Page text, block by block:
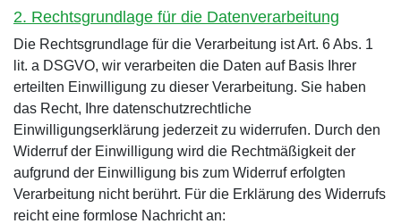
2. Rechtsgrundlage für die Datenverarbeitung
Die Rechtsgrundlage für die Verarbeitung ist Art. 6 Abs. 1
lit. a DSGVO, wir verarbeiten die Daten auf Basis Ihrer
erteilten Einwilligung zu dieser Verarbeitung. Sie haben
das Recht, Ihre datenschutzrechtliche
Einwilligungserklärung jederzeit zu widerrufen. Durch den
Widerruf der Einwilligung wird die Rechtmäßigkeit der
aufgrund der Einwilligung bis zum Widerruf erfolgten
Verarbeitung nicht berührt. Für die Erklärung des Widerrufs
reicht eine formlose Nachricht an: